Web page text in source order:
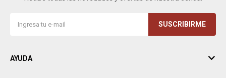
SUSCRIBIRME
AYUDA